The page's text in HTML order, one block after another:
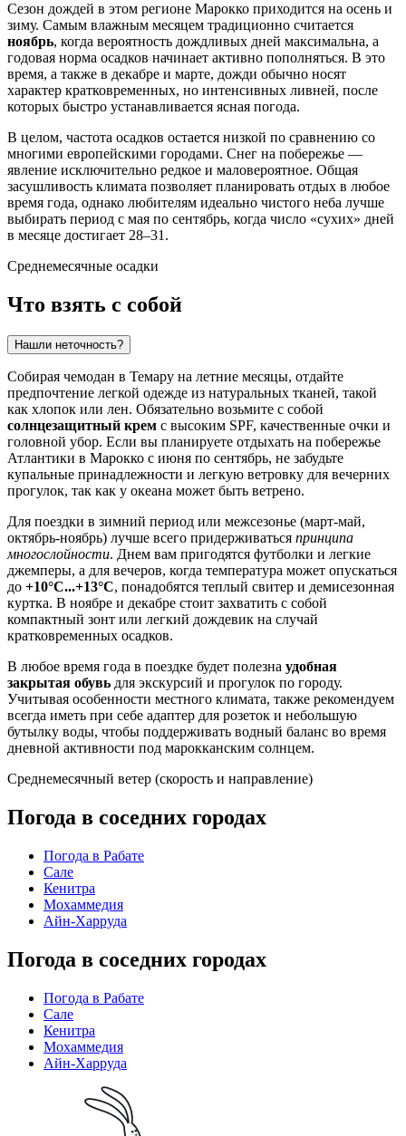
Сезон дождей в этом регионе Марокко приходится на осень и
зиму. Самым влажным месяцем традиционно считается
ноябрь, когда вероятность дождливых дней максимальна, а
годовая норма осадков начинает активно пополняться. В это
время, а также в декабре и марте, дожди обычно носят
характер кратковременных, но интенсивных ливней, после
которых быстро устанавливается ясная погода.
В целом, частота осадков остается низкой по сравнению со
многими европейскими городами. Снег на побережье —
явление исключительно редкое и маловероятное. Общая
засушливость климата позволяет планировать отдых в любое
время года, однако любителям идеально чистого неба лучше
выбирать период с мая по сентябрь, когда число «сухих» дней
в месяце достигает 28–31.
Среднемесячные осадки
Что взять с собой
Нашли неточность?
Собирая чемодан в Темару на летние месяцы, отдайте
предпочтение легкой одежде из натуральных тканей, такой
как хлопок или лен. Обязательно возьмите с собой
солнцезащитный крем с высоким SPF, качественные очки и
головной убор. Если вы планируете отдыхать на побережье
Атлантики в Марокко с июня по сентябрь, не забудьте
купальные принадлежности и легкую ветровку для вечерних
прогулок, так как у океана может быть ветрено.
Для поездки в зимний период или межсезонье (март-май,
октябрь-ноябрь) лучше всего придерживаться принципа
многослойности. Днем вам пригодятся футболки и легкие
джемперы, а для вечеров, когда температура может опускаться
до +10°C...+13°C, понадобятся теплый свитер и демисезонная
куртка. В ноябре и декабре стоит захватить с собой
компактный зонт или легкий дождевик на случай
кратковременных осадков.
В любое время года в поездке будет полезна удобная
закрытая обувь для экскурсий и прогулок по городу.
Учитывая особенности местного климата, также рекомендуем
всегда иметь при себе адаптер для розеток и небольшую
бутылку воды, чтобы поддерживать водный баланс во время
дневной активности под марокканским солнцем.
Среднемесячный ветер (скорость и направление)
Погода в соседних городах
Погода в Рабате
Сале
Кенитра
Мохаммедия
Айн-Харруда
Погода в соседних городах
Погода в Рабате
Сале
Кенитра
Мохаммедия
Айн-Харруда